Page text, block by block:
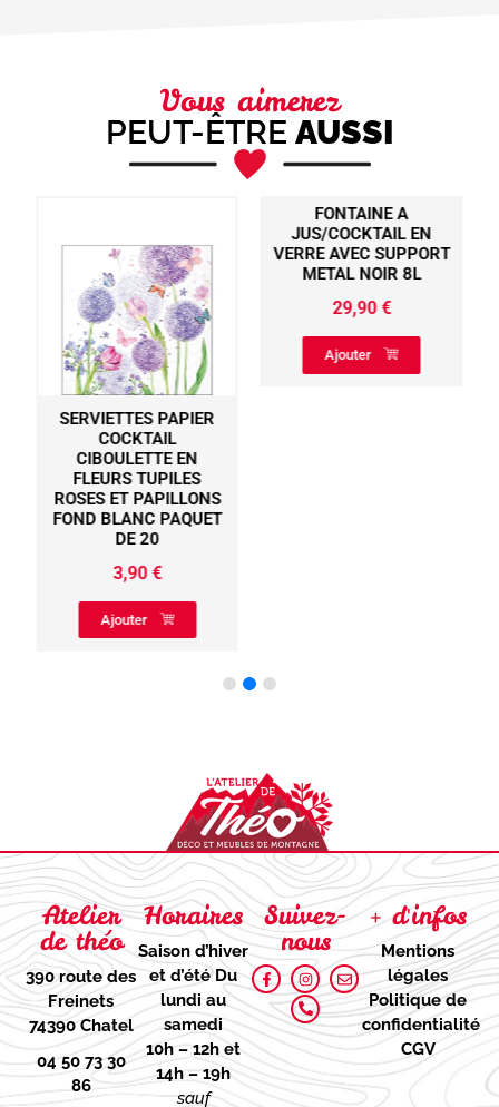
Vous aimerez
PEUT-ÊTRE AUSSI
SERVIETTES PAPIER
COCKTAIL
CIBOULETTE EN
FLEURS TUPILES
ROSES ET PAPILLONS
FOND BLANC PAQUET
DE 20
3,90€
Ajouter
FONTAINE A
JUS/COCKTAIL EN
VERRE AVEC SUPPORT
METAL NOIR 8L
29,90€
Ajouter
Atelier
de théo
390 route des
Freinets
74390 Chatel
04 50 73 30
86
Horaires
Saison d’hiver
et d’étéDu
lundi au
samedi
10h – 12h et
14h – 19h
sauf
Suivez-
nous
+ d'infos
Mentions
légales
Politique de
confidentialité
CGV